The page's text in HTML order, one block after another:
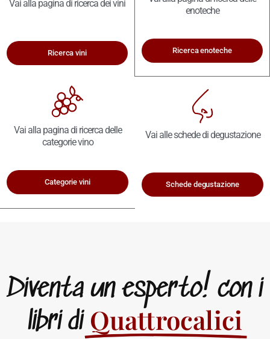
Vai alla pagina di ricerca dei vini
Ricerca vini
enoteche
Ricerca enoteche
Vai alla pagina di ricerca delle
categorie vino
Categorie vini
Vai alle schede di degustazione
Schede degustazione
Diventa un esperto! con i
libri di Quattrocalici